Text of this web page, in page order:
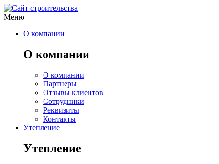
Меню
О компании
О компании
О компании
Партнеры
Отзывы клиентов
Сотрудники
Реквизиты
Контакты
Утепление
Утепление